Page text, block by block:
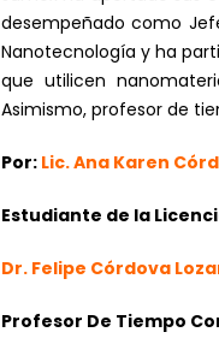
desempeñado como
Nanotecnología y ha
que utilicen
Asimismo, profesor de
Por: Lic. Ana Karen
Estudiante de la
Dr. Felipe Córdova
Profesor De Tiempo